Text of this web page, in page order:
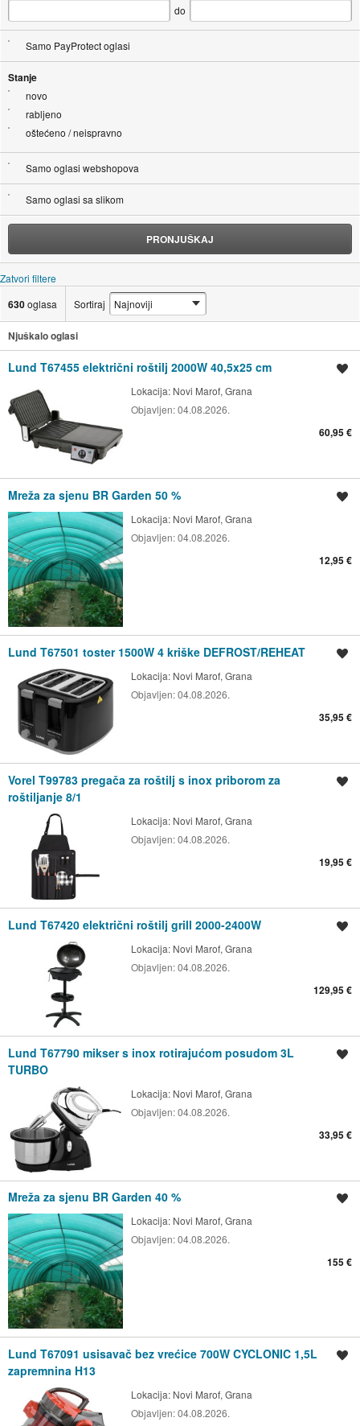
do
Samo PayProtect oglasi
Stanje
novo
rabljeno
oštećeno / neispravno
Samo oglasi webshopova
Samo oglasi sa slikom
PRONJUŠKAJ
Zatvori filtere
630oglasa Sortiraj
Njuškalo oglasi
Lund T67455 električni roštilj 2000W 40,5x25 cm
Lokacija: Novi Marof, Grana
Objavljen:04.08.2026.
60,95 €
Mreža za sjenu BR Garden 50 %
Lokacija: Novi Marof, Grana
Objavljen:04.08.2026.
12,95 €
Lund T67501 toster 1500W 4 kriške DEFROST/REHEAT
Lokacija: Novi Marof, Grana
Objavljen:04.08.2026.
35,95 €
Vorel T99783 pregača za roštilj s inox priborom za
roštiljanje 8/1
Lokacija: Novi Marof, Grana
Objavljen:04.08.2026.
19,95 €
Lund T67420 električni roštilj grill 2000-2400W
Lokacija: Novi Marof, Grana
Objavljen:04.08.2026.
129,95 €
Lund T67790 mikser s inox rotirajućom posudom 3L
TURBO
Lokacija: Novi Marof, Grana
Objavljen:04.08.2026.
33,95 €
Mreža za sjenu BR Garden 40 %
Lokacija: Novi Marof, Grana
Objavljen:04.08.2026.
155 €
Lund T67091 usisavač bez vrećice 700W CYCLONIC 1,5L
zapremnina H13
Lokacija: Novi Marof, Grana
Objavljen:04.08.2026.